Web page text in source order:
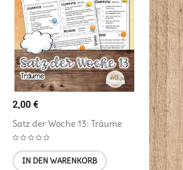
2,00€
Satz der Woche 13: Träume
IN DEN WARENKORB